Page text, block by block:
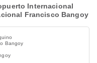
Internacional
Francisco Bangoy
Bangoy